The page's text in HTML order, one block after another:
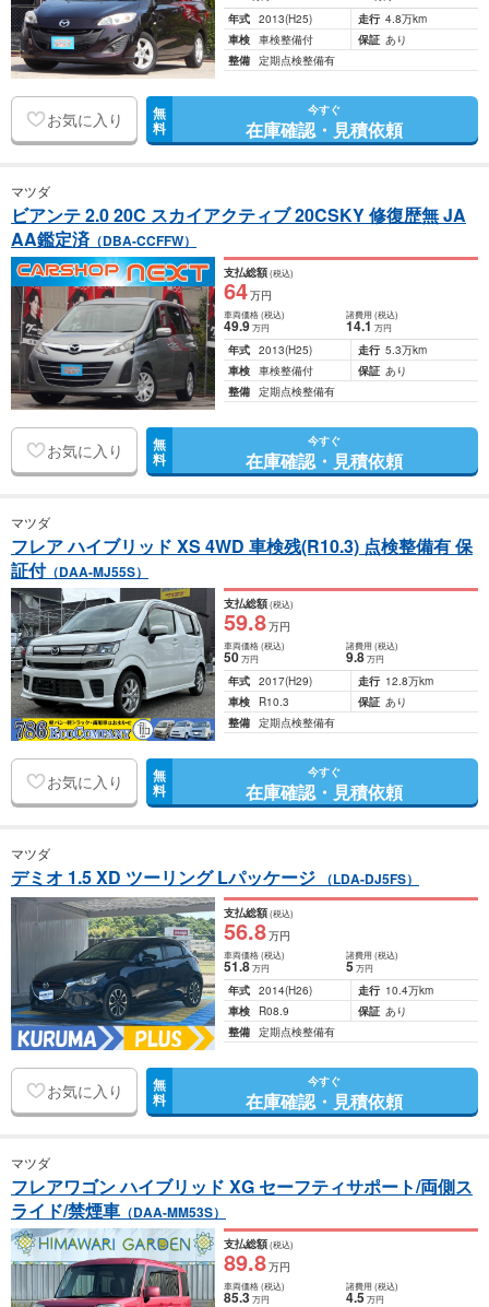
年式 2013(H25) 走行 4.8万km
車検 車検整備付 保証 あり
整備 定期点検整備有
お気に入り 無
料
今すぐ
在庫確認・見積依頼
マツダ
ビアンテ 2.0 20C スカイアクティブ 20CSKY 修復歴無 JA
AA鑑定済（DBA-CCFFW）
支払総額(税込)
64万円
車両価格(税込)
49.9万円
諸費用 (税込)
14.1 万円
年式 2013(H25) 走行 5.3万km
車検 車検整備付 保証 あり
整備 定期点検整備有
お気に入り 無
料
今すぐ
在庫確認・見積依頼
マツダ
フレア ハイブリッド XS 4WD 車検残(R10.3) 点検整備有 保
証付（DAA-MJ55S）
支払総額(税込)
59.8万円
車両価格(税込)
50万円
諸費用 (税込)
9.8 万円
年式 2017(H29) 走行 12.8万km
車検
R10.3 保証 あり
整備 定期点検整備有
お気に入り 無
料
今すぐ
在庫確認・見積依頼
マツダ
デミオ 1.5 XD ツーリング Lパッケージ （LDA-DJ5FS）
支払総額(税込)
56.8万円
車両価格(税込)
51.8万円
諸費用 (税込)
5 万円
年式 2014(H26) 走行 10.4万km
車検
R08.9 保証 あり
整備 定期点検整備有
お気に入り 無
料
今すぐ
在庫確認・見積依頼
マツダ
フレアワゴン ハイブリッド XG セーフティサポート/両側ス
ライド/禁煙車 （DAA-MM53S）
支払総額(税込)
89.8万円
車両価格(税込)
85.3万円
諸費用 (税込)
4.5 万円